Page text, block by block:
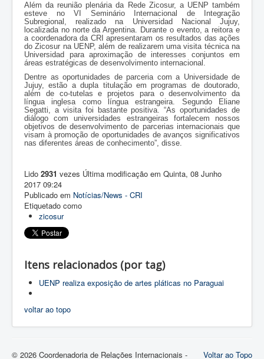
Além da reunião plenária da Rede Zicosur, a UENP também
esteve no VI Seminário Internacional de Integração
Subregional, realizado na Universidad Nacional Jujuy,
localizada no norte da Argentina. Durante o evento, a reitora e
a coordenadora da CRI apresentaram os resultados das ações
do Zicosur na UENP, além de realizarem uma visita técnica na
Universidad para aproximação de interesses conjuntos em
áreas estratégicas de desenvolvimento internacional.
Dentre as oportunidades de parceria com a Universidade de
Jujuy, estão a dupla titulação em programas de doutorado,
além de co-tutelas e projetos para o desenvolvimento da
língua inglesa como língua estrangeira. Segundo Eliane
Segatti, a visita foi bastante positiva. “As oportunidades de
diálogo com universidades estrangeiras fortalecem nossos
objetivos de desenvolvimento de parcerias internacionais que
visam à promoção de oportunidades de avanços significativos
nas diferentes áreas de conhecimento”, disse.
Lido 2931 vezes Última modificação em Quinta, 08 Junho
2017 09:24
Publicado em Notícias/News - CRI
Etiquetado como
zicosur
Itens relacionados (por tag)
UENP realiza exposição de artes pláticas no Paraguai
voltar ao topo
Voltar ao Topo
© 2026 Coordenadoria de Relações Internacionais -